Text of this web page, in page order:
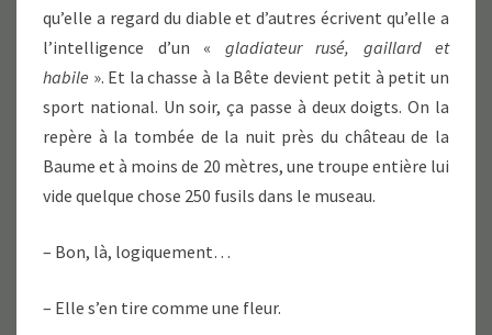
qu’elle a regard du diable et d’autres écrivent qu’elle a
l’intelligence d’un « gladiateur rusé, gaillard et
habile ». Et la chasse à la Bête devient petit à petit un
sport national. Un soir, ça passe à deux doigts. On la
repère à la tombée de la nuit près du château de la
Baume et à moins de 20 mètres, une troupe entière lui
vide quelque chose 250 fusils dans le museau.
– Bon, là, logiquement…
– Elle s’en tire comme une fleur.